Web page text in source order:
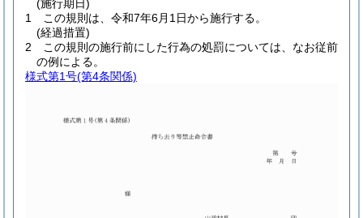
(施行期日)
1
この規則は、令和7年6月1日から施行する。
(経過措置)
2
この規則の施行前にした行為の処罰については、なお従前
の例による。
様式第1号(第4条関係)